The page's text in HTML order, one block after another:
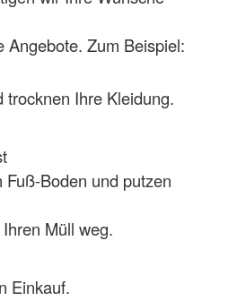
Angebote. Zum Beispiel:
trocknen Ihre Kleidung.
Boden und putzen
Müll weg.
Einkauf.